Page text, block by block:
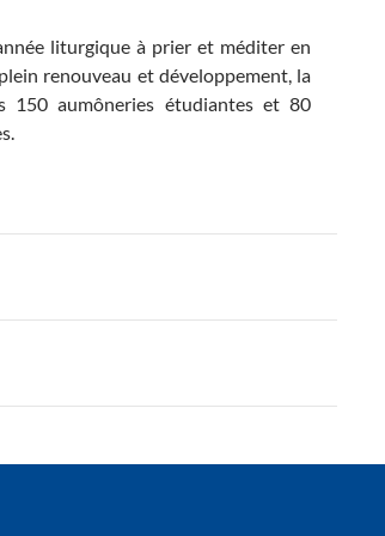
liturgique à prier et méditer en
renouveau et développement, la
150 aumôneries étudiantes et 80